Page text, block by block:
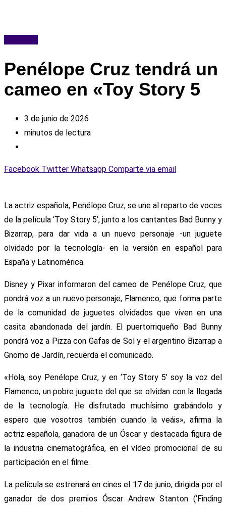
Penélope Cruz tendrá un
cameo en «Toy Story 5
3 de junio de 2026
minutos de lectura
Facebook Twitter Whatsapp Comparte via email
La actriz española, Penélope Cruz, se une al reparto de voces
de la película ‘Toy Story 5’, junto a los cantantes Bad Bunny y
Bizarrap, para dar vida a un nuevo personaje -un juguete
olvidado por la tecnología- en la versión en español para
España y Latinomérica.
Disney y Pixar informaron del cameo de Penélope Cruz, que
pondrá voz a un nuevo personaje, Flamenco, que forma parte
de la comunidad de juguetes olvidados que viven en una
casita abandonada del jardín. El puertorriqueño Bad Bunny
pondrá voz a Pizza con Gafas de Sol y el argentino Bizarrap a
Gnomo de Jardín, recuerda el comunicado.
«Hola, soy Penélope Cruz, y en ‘Toy Story 5’ soy la voz del
Flamenco, un pobre juguete del que se olvidan con la llegada
de la tecnología. He disfrutado muchísimo grabándolo y
espero que vosotros también cuando la veáis», afirma la
actriz española, ganadora de un Óscar y destacada figura de
la industria cinematográfica, en el vídeo promocional de su
participación en el filme.
La película se estrenará en cines el 17 de junio, dirigida por el
ganador de dos premios Óscar Andrew Stanton (‘Finding